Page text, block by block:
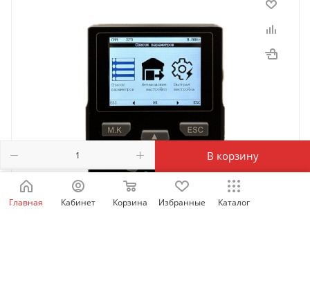
В корзину
Главная Кабинет Корзина Избранные Каталог